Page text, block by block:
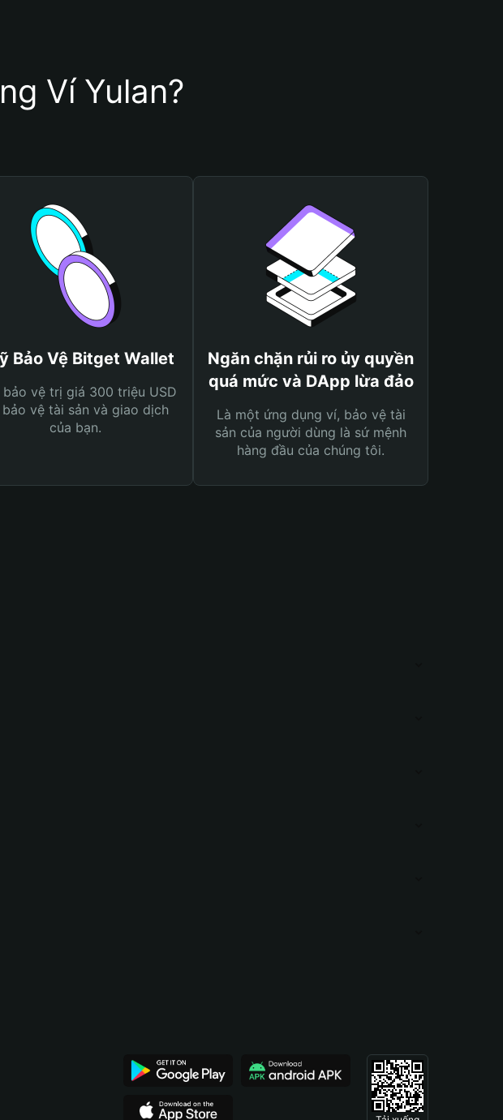
Ví Yulan?
Bảo Vệ Bitget Wallet
bảo vệ trị giá 300 triệu USD
bảo vệ tài sản và giao dịch
của bạn.
Ngăn chặn rủi ro ủy quyền
quá mức và DApp lừa đảo
Là một ứng dụng ví, bảo vệ tài
sản của người dùng là sứ mệnh
hàng đầu của chúng tôi.